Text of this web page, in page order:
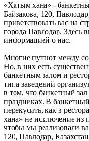
«Хатым хана» -
Байзакова, 120,
приветствовать вас на
города Павлодар. Здесь
информацией о нас.
Многие путают между
Но, в них есть
банкетным залом и
типа заведений
в том, что банкетный
праздниках. В
перекусить, как в
хана» не исключение из
чтобы мы реализовали
120, Павлодар,